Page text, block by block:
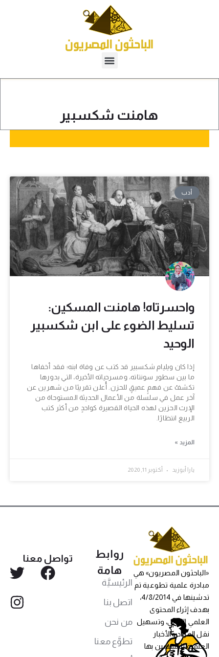
هامنت شكسبير
أدب
واحسرتاه! هامنت المسكين:
تسليط الضوء على ابن شكسبير
الوحيد
إذا كان ويليام شكسبير قد كتب عن وفاة ابنه؛ فقد أخفاها
ما بين سطور سونتاته، ومسرحياته الأخيرة، التي بدورها
تكشفُ عن فهمٍ عميقٍ للحزن. أُعلن تقريبًا من شهرين عن
آخر عمل في سلسلة من الأعمال الحديثة المستوحاة من
الإرث الحزين لهذه الحياة القصيرة كواحدٍ من أكثر كتب
الربيع انتظارًا.
المزيد »
يارا أبوزيد أكتوبر 11, 2020
«الباحثون المصريون» هي
مبادرة علمية تطوعية تم
تدشينها في 4/8/2014،
بهدف إثراء المحتوى
العلمي العربي، وتسهيل
نقل المواد والأخبار
العلمية للمهتمين بها
روابط
هامة
الرئيسيَّة
اتصل بنا
من نحن
تطوَّع معنا
تواصل معنا